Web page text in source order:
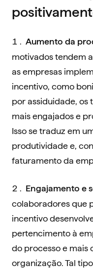
Aumento da
motivados tendem
as empresas
incentivo, como
por assiduidade, os
mais engajados e
Isso se traduz em
produtividade e,
faturamento da
Engajamento e
colaboradores que
incentivo
pertencimento à
do processo e mais
organização. Tal